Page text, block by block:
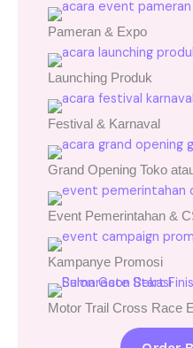
Pameran & Expo
Launching Produk
Festival & Karnaval
Grand Opening Toko
Event Pemerintahan &
Kampanye Promosi
Motor Trail Cross Race